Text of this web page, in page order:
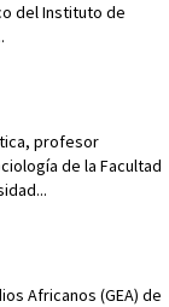
del Instituto de
profesor
de la Facultad
Africanos (GEA) de